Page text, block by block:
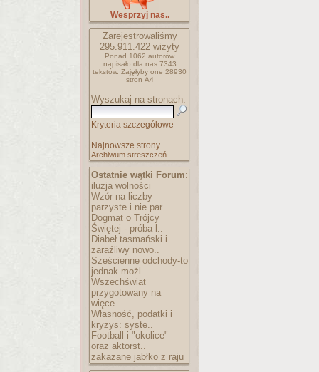
Wesprzyj nas..
Zarejestrowaliśmy
295.911.422 wizyty
Ponad 1062 autorów
napisało dla nas 7343
tekstów. Zajęłyby one 28930
stron A4
Wyszukaj na stronach:
Kryteria szczegółowe
Najnowsze strony..
Archiwum streszczeń..
Ostatnie wątki Forum:
iluzja wolności
Wzór na liczby
parzyste i nie par..
Dogmat o Trójcy
Świętej - próba l..
Diabeł tasmański i
zaraźliwy nowo..
Sześcienne odchody-to
jednak możl..
Wszechświat
przygotowany na
więce..
Własność, podatki i
kryzys: syste..
Football i "okolice"
oraz aktorst..
zakazane jabłko z raju